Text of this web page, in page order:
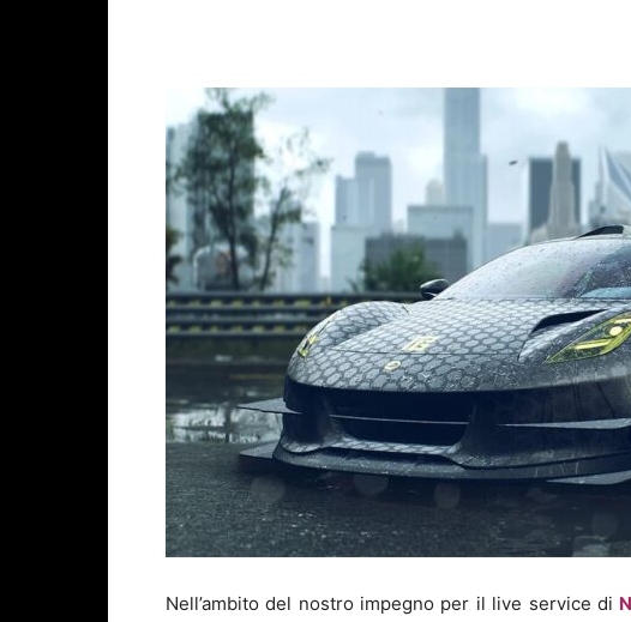
Nell’ambito del nostro impegno per il live service di